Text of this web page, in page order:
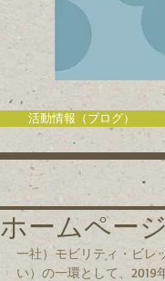
活動情報（ブログ）
ホームペー
一社）モビリティ・ビレ
い）の一環として、2019